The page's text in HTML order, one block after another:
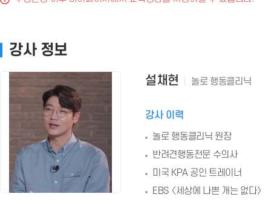
강사 정보
설채현 놀로 행동클리닉
강사 이력
놀로 행동클리닉 원장
반려견행동전문 수의사
미국 KPA 공인 트레이너
EBS 〈세상에 나쁜 개는 없다〉